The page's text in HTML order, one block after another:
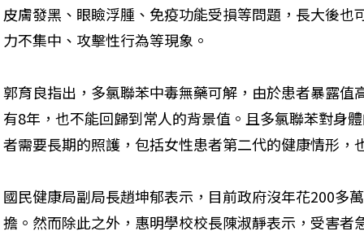
皮膚發黑、眼瞼浮腫、免疫功能受損等問題，長大後也
力不集中、攻擊性行為等現象。
郭育良指出，多氯聯苯中毒無藥可解，由於患者暴露值
有8年，也不能回歸到常人的背景值。且多氯聯苯對身
者需要長期的照護，包括女性患者第二代的健康情形，
國民健康局副局長趙坤郁表示，目前政府沒年花200多
擔。然而除此之外，惠明學校校長陳淑靜表示，受害者